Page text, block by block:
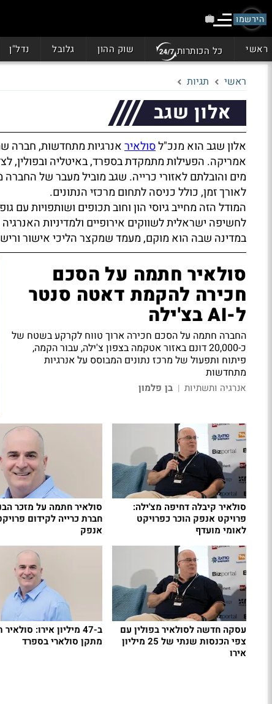
הירשמו
ראשי כל הכותרות שוק ההון גלובל נדל"ן
ראשי תגיות
אלון שגב
אלון שגב הוא מנכ"לסולאיראנרגיות מתחדשות, חברה
אמריקה. הפעילות מתמקדת בספרד, באיטליה
מים והובלתם לאזורי כרייה. שגב מוביל מעבר של
לאורך זמן, כולל כניסה לתחום מרכזי הנתונים.
המודל הזה מחייב גיוסי הון וחוב תכופים ושותפויות עם
לחשיפה ישראלית לשווקים אירופיים ולמדיניות
במדינה שבה הוא מוקם, מעמד שמקצר הליכי אישור
סולאיר חתמה על הסכם
חכירה להקמת דאטה סנטר
ל-AI בצ'ילה
החברה חתמה על הסכם חכירה ארוך טווח לקרקע בשטח של
כ-20,000 דונם באזור אטקמה בצפון צ'ילה, עבור הקמה,
פיתוח ותפעול של מרכז נתונים המבוסס על אנרגיות
מתחדשות
אנרגיה ותשתיות | בן פלמון
סולאיר קיבלה דחיפה מצ'ילה:
פרויקט אנפק הוכר כפרויקט
לאומי מועדף
סולאיר חתמה על מזכר
חברת כרייה לקידום
אנפק
עסקה חדשה לסולאיר בפולין עם
צפי הכנסות שנתי של 25 מיליון
אירו
ב-47 מיליון אירו:
מתקן סולארי בספרד